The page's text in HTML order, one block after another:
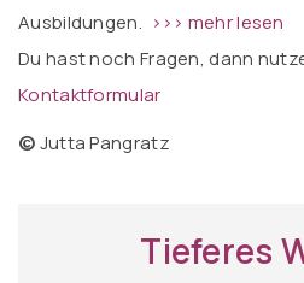
Ausbildungen. >>> mehr lesen
Du hast noch Fragen, dann
Kontaktformular
©Jutta Pangratz
Tieferes